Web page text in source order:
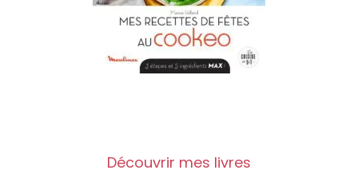
Découvrir mes livres